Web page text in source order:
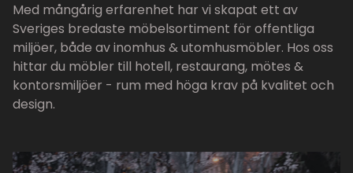
Med mångårig erfarenhet har vi skapat ett av
Sveriges bredaste möbelsortiment för offentliga
miljöer, både av inomhus & utomhusmöbler. Hos oss
hittar du möbler till hotell, restaurang, mötes &
kontorsmiljöer - rum med höga krav på kvalitet och
design.